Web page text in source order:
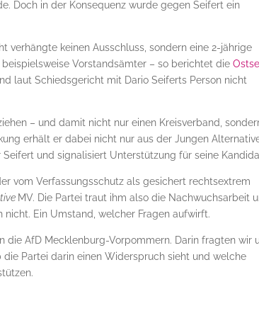
Doch in der Konsequenz wurde gegen Seifert ein
verhängte keinen Ausschluss, sondern eine 2-jährige
Vorstandsämter – so berichtet die
laut Schiedsgericht mit Dario Seiferts Person nicht
– und damit nicht nur einen Kreisverband,
erhält er dabei nicht nur aus der Jungen
und signalisiert Unterstützung für seine
vom Verfassungsschutz als gesichert rechtsextrem
MV. Die Partei traut ihm also die Nachwuchsarbeit
Ein Umstand, welcher Fragen aufwirft.
die AfD Mecklenburg-Vorpommern. Darin fragten wir
Partei darin einen Widerspruch sieht und welche